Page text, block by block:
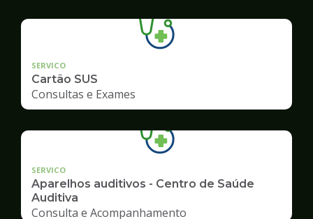
SERVICO
Cartão SUS
Consultas e Exames
SERVICO
Aparelhos auditivos - Centro de Saúde
Auditiva
Consulta e Acompanhamento